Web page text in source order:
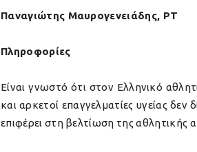
Παναγιώτης Μαυρογενειάδης, PT
Πληροφορίες
Είναι γνωστό ότι στον Ελληνικό
και αρκετοί επαγγελματίες υγείας
επιφέρει στη βελτίωση της αθλητικής